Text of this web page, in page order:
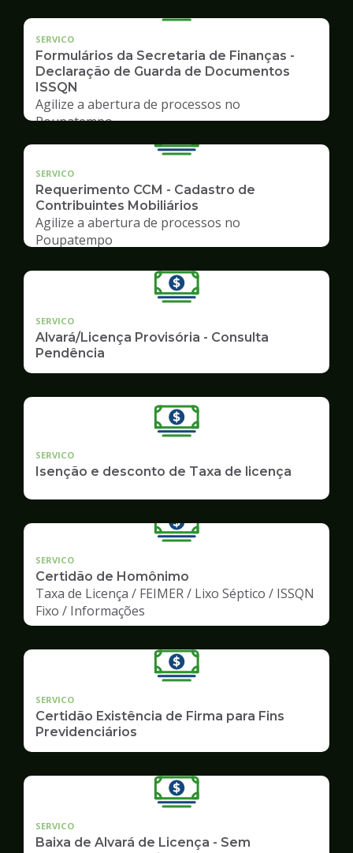
SERVICO
Formulários da Secretaria de Finanças -
Declaração de Guarda de Documentos
ISSQN
Agilize a abertura de processos no
Poupatempo
SERVICO
Requerimento CCM - Cadastro de
Contribuintes Mobiliários
Agilize a abertura de processos no
Poupatempo
SERVICO
Alvará/Licença Provisória - Consulta
Pendência
SERVICO
Isenção e desconto de Taxa de licença
SERVICO
Certidão de Homônimo
Taxa de Licença / FEIMER / Lixo Séptico / ISSQN
Fixo / Informações
SERVICO
Certidão Existência de Firma para Fins
Previdenciários
SERVICO
Baixa de Alvará de Licença - Sem